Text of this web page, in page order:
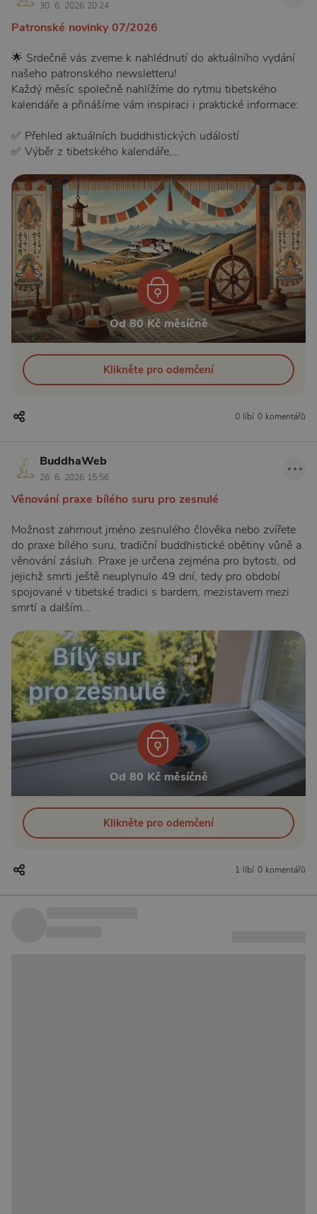
30. 6. 2026 20:24
Patronské novinky 07/2026
🌟 Srdečně vás zveme k nahlédnutí do aktuálního vydání
našeho patronského newsletteru!
Každý měsíc společně nahlížíme do rytmu tibetského
kalendáře a přinášíme vám inspiraci i praktické informace:
✅ Přehled aktuálních buddhistických událostí
✅ Výběr z tibetského kalendáře,…
Od 80 Kč měsíčně
Klikněte pro odemčení
0 líbí 0 komentářů
BuddhaWeb
26. 6. 2026 15:56
Věnování praxe bílého suru pro zesnulé
Možnost zahrnout jméno zesnulého člověka nebo zvířete
do praxe bílého suru, tradiční buddhistické obětiny vůně a
věnování zásluh. Praxe je určena zejména pro bytosti, od
jejichž smrti ještě neuplynulo 49 dní, tedy pro období
spojované v tibetské tradici s bardem, mezistavem mezi
smrtí a dalším…
Od 80 Kč měsíčně
Klikněte pro odemčení
1 líbí 0 komentářů